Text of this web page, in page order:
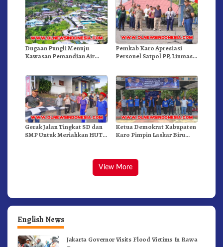
Dugaan Pungli Menuju
Kawasan Pemandian Air
Pemkab Karo Apresiasi
Personel Satpol PP, Linmas,
Gerak Jalan Tingkat SD dan
SMP Untuk Meriahkan HUT
Ketua Demokrat Kabupaten
Karo Pimpin Laskar Biru
View More
English News
Jakarta Governor Visits Flood Victims In Rawa